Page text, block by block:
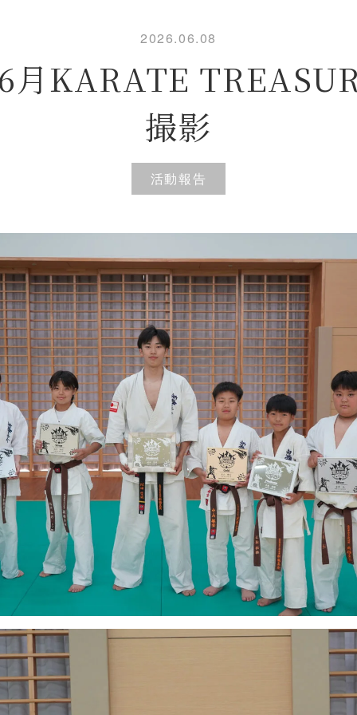
2026.06.08
月KARATE
撮影
活動報告